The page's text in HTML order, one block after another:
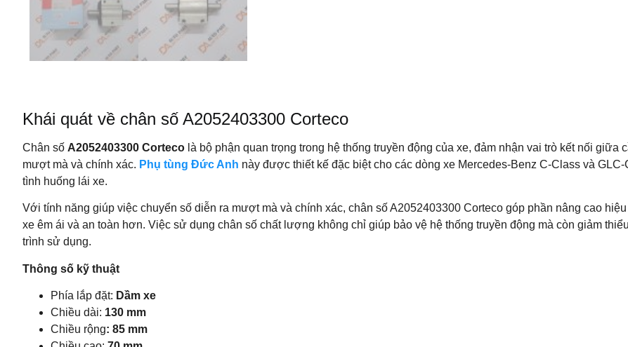
Khái quát về chân số A2052403300 Corteco
Chân số A2052403300 Corteco là bộ phận quan trọng trong hệ thống truyền động của xe, đảm nhận vai trò kết nối giữa
mượt mà và chính xác. Phụ tùng Đức Anh này được thiết kế đặc biệt cho các dòng xe Mercedes-Benz C-Class và
tình huống lái xe.
Với tính năng giúp việc chuyển số diễn ra mượt mà và chính xác, chân số A2052403300 Corteco góp phần nâng cao
xe êm ái và an toàn hơn. Việc sử dụng chân số chất lượng không chỉ giúp bảo vệ hệ thống truyền động mà còn giảm
trình sử dụng.
Thông số kỹ thuật
Phía lắp đặt: Dầm xe
Chiều dài: 130 mm
Chiều rộng: 85 mm